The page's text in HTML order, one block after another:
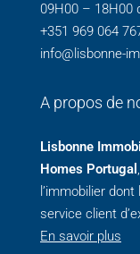
09H00 – 18H00
+351 969 064
info@lisbonne-
A propos de
Lisbonne
Homes Portugal
l’immobilier
service client
En savoir plus